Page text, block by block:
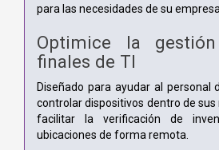
para las necesidades de su empresa.
Optimice la
finales de TI
Diseñado para ayudar al personal
controlar dispositivos dentro de
facilitar la verificación de
ubicaciones de forma remota.